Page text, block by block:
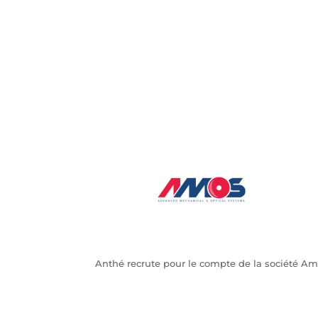
Anthé recrute pour le compte de la société